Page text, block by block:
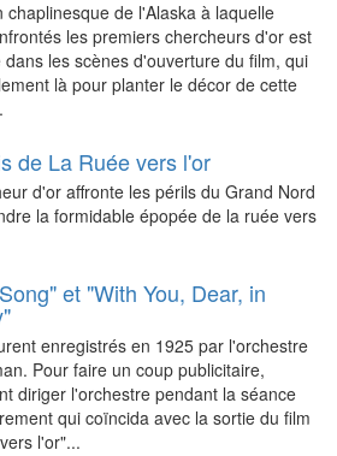
chaplinesque de l'Alaska à laquelle
les premiers chercheurs d'or est
dans les scènes d'ouverture du film, qui
là pour planter le décor de cette
de La Ruée vers l'or
d'or affronte les périls du Grand Nord
la formidable épopée de la ruée vers
et "With You, Dear, in
enregistrés en 1925 par l'orchestre
Pour faire un coup publicitaire,
diriger l'orchestre pendant la séance
qui coïncida avec la sortie du film
l'or"...